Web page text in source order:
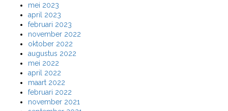
mei 2023
april 2023
februari 2023
november 2022
oktober 2022
augustus 2022
mei 2022
april 2022
maart 2022
februari 2022
november 2021